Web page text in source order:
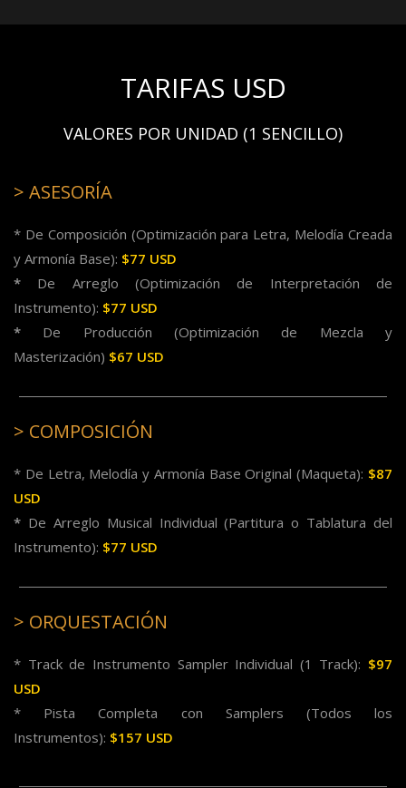
TARIFAS USD
VALORES POR UNIDAD (1 SENCILLO)
> ASESORÍA
* De Composición (Optimización para Letra, Melodía Creada
y Armonía Base): $77 USD
* De Arreglo
(Optimización de Interpretación de
Instrumento): $77 USD
* De Producción (Optimización de Mezcla y
Masterización) $67 USD
> COMPOSICIÓN
* De Letra, Melodía y Armonía Base Original (Maqueta): $87
USD
* De Arreglo Musical Individual (Partitura o Tablatura del
Instrumento): $77 USD
> ORQUESTACIÓN
* Track de Instrumento Sampler Individual (1 Track): $97
USD
* Pista Completa con Samplers (Todos los
Instrumentos): $157 USD